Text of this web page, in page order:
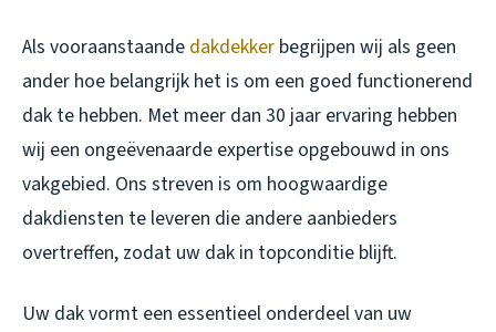
Als vooraanstaande dakdekker begrijpen wij als geen
ander hoe belangrijk het is om een goed functionerend
dak te hebben. Met meer dan 30 jaar ervaring hebben
wij een ongeëvenaarde expertise opgebouwd in ons
vakgebied. Ons streven is om hoogwaardige
dakdiensten te leveren die andere aanbieders
overtreffen, zodat uw dak in topconditie blijft.
Uw dak vormt een essentieel onderdeel van uw